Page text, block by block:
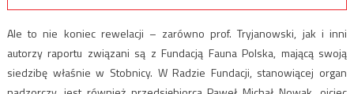
Ale to nie koniec rewelacji – zarówno prof. Tryjanowski, jak i inni
autorzy raportu związani są z Fundacją Fauna Polska, mającą swoją
siedzibę właśnie w Stobnicy. W Radzie Fundacji, stanowiącej organ